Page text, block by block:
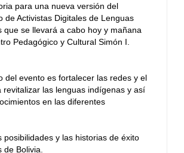
para una nueva versión del
de Activistas Digitales de Lenguas
que se llevará a cabo hoy y mañana
Pedagógico y Cultural Simón I.
del evento es fortalecer las redes y el
las lenguas indígenas y así
en las diferentes
y las historias de éxito
de Bolivia.